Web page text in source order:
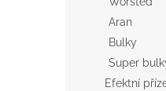
Aran
Bulky
Super
Efektní